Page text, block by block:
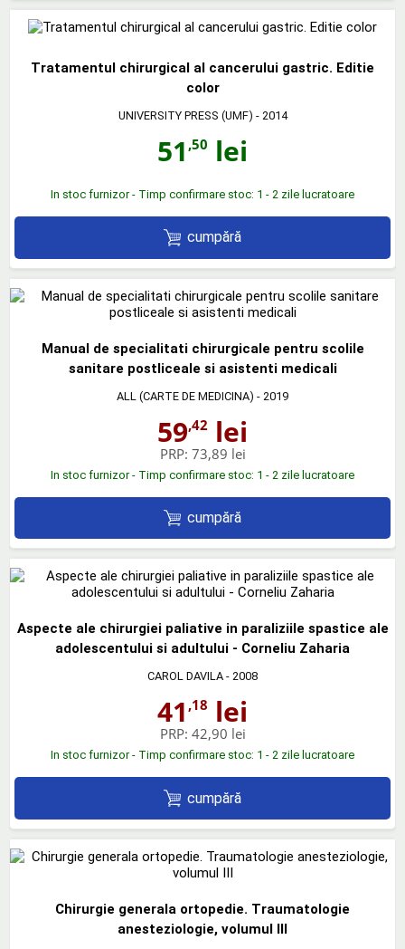
Tratamentul chirurgical al cancerului gastric. Editie
color
UNIVERSITY PRESS (UMF) - 2014
51 ,50 lei
In stoc furnizor - Timp confirmare stoc: 1 - 2 zile lucratoare
cumpără
Manual de specialitati chirurgicale pentru scolile
sanitare postliceale si asistenti medicali
ALL (CARTE DE MEDICINA) - 2019
59,42 lei
PRP: 73,89 lei
In stoc furnizor - Timp confirmare stoc: 1 - 2 zile lucratoare
cumpără
Aspecte ale chirurgiei paliative in paraliziile spastice ale
adolescentului si adultului - Corneliu Zaharia
CAROL DAVILA - 2008
41 ,18 lei
PRP: 42,90 lei
In stoc furnizor - Timp confirmare stoc: 1 - 2 zile lucratoare
cumpără
Chirurgie generala ortopedie. Traumatologie
anesteziologie, volumul III